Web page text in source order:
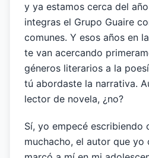
y ya estamos cerca del
integras el Grupo Guaire
comunes. Y esos años en
te van acercando
géneros literarios a la
tú abordaste la narrativa.
lector de novela, ¿no?
Sí, yo empecé escribiendo
muchacho, el autor que yo